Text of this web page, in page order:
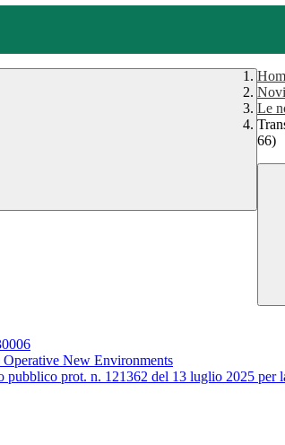
Le
66)
New Environments
prot. n. 121362 del 13 luglio 2025 per